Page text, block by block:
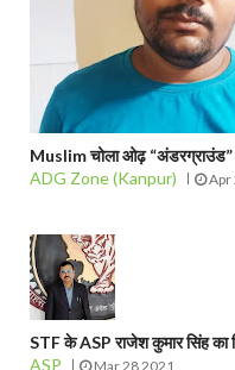
Muslim चोला ओढ़
ADG Zone (Kanpur)
Apr
STF के ASP राजेश कुमार सिंह का
ASP
Mar 28 2021